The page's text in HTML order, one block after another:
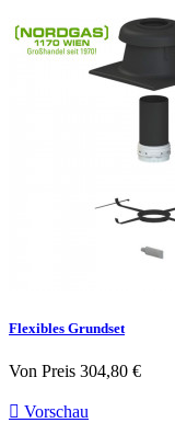
Flexibles Grundset
Von Preis 304,80 €
 Vorschau